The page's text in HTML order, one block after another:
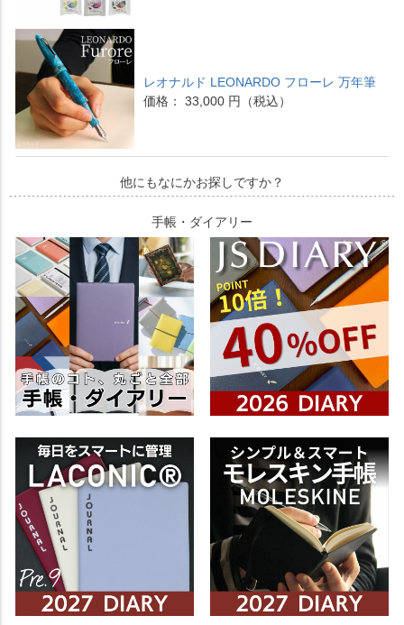
レオナルド LEONARDO フローレ 万年筆
価格： 33,000 円（税込）
他にもなにかお探しですか？
手帳・ダイアリー